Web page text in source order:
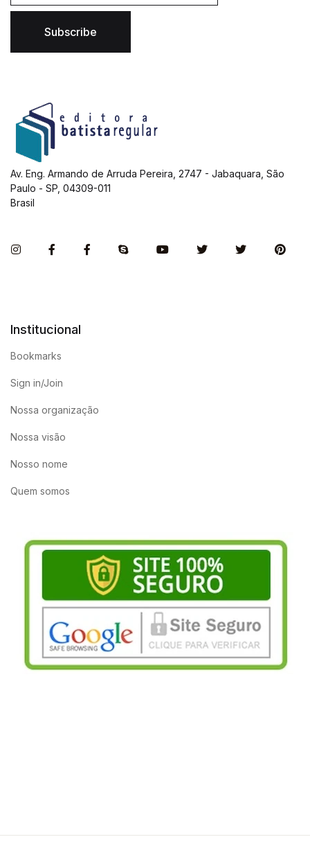
i
Subscribe
Av. Eng. Armando de Arruda Pereira, 2747 - Jabaquara, São
Paulo - SP, 04309-011
Brasil
InstagramFacebookFacebookSkype You TubeTwitter Twitter
Institucional
Bookmarks
Sign in/Join
Nossa organização
Nossa visão
Nosso nome
Quem somos